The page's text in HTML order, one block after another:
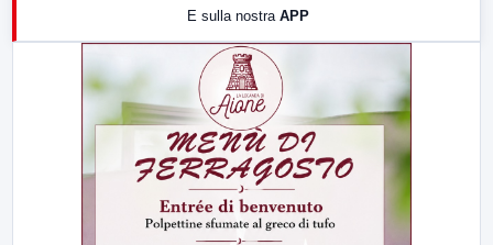
E sulla nostra APP